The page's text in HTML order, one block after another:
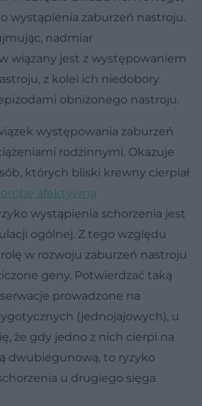
wystąpienia zaburzeń nastroju.
nadmiar
wiązany jest z występowaniem
z kolei ich niedobory
obniżonego nastroju.
występowania zaburzeń
rodzinnymi. Okazuje
których bliski krewny cierpiał
afektywną
wystąpienia schorzenia jest
ogólnej. Z tego względu
w rozwoju zaburzeń nastroju
geny. Potwierdzać taką
prowadzone na
(jednojajowych), u
że gdy jedno z nich cierpi na
dwubiegunową, to ryzyko
u drugiego sięga